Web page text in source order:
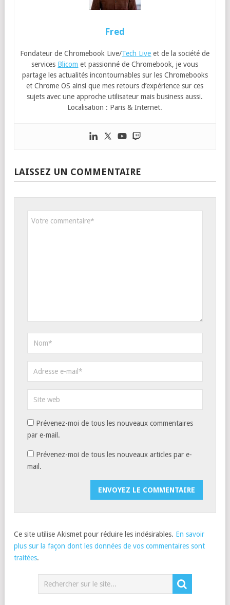
Fred
Fondateur de Chromebook Live/Tech Live et de la société de
services Blicom et passionné de Chromebook, je vous
partage les actualités incontournables sur les Chromebooks
et Chrome OS ainsi que mes retours d’expérience sur ces
sujets avec une approche utilisateur mais business aussi.
Localisation : Paris & Internet.
LAISSEZ UN COMMENTAIRE
Prévenez-moi de tous les nouveaux commentaires
par e-mail.
Prévenez-moi de tous les nouveaux articles par e-
mail.
Ce site utilise Akismet pour réduire les indésirables. En savoir
plus sur la façon dont les données de vos commentaires sont
traitées.